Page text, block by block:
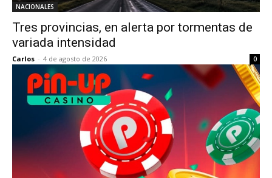
NACIONALES
Tres provincias, en alerta por tormentas de
variada intensidad
Carlos - 4 de agosto de 2026 0